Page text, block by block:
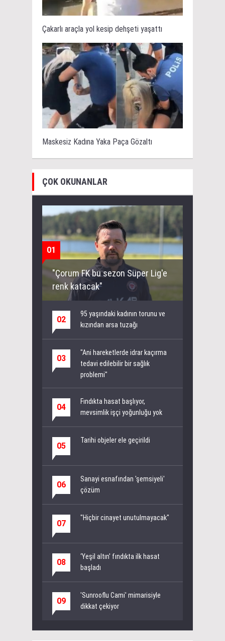
Çakarlı araçla yol kesip dehşeti yaşattı
Maskesiz Kadına Yaka Paça Gözaltı
ÇOK OKUNANLAR
01
"Çorum FK bu sezon Süper Lig'e
renk katacak"
02
95 yaşındaki kadının torunu ve
kızından arsa tuzağı
03
"Ani hareketlerde idrar kaçırma
tedavi edilebilir bir sağlık
problemi"
04
Fındıkta hasat başlıyor,
mevsimlik işçi yoğunluğu yok
05
Tarihi objeler ele geçirildi
06
Sanayi esnafından 'şemsiyeli'
çözüm
07
"Hiçbir cinayet unutulmayacak"
08
‘Yeşil altın' fındıkta ilk hasat
başladı
09
'Sunrooflu Cami' mimarisiyle
dikkat çekiyor